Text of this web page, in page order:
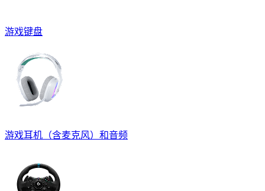
游戏键盘
游戏耳机（含麦克风）和音频